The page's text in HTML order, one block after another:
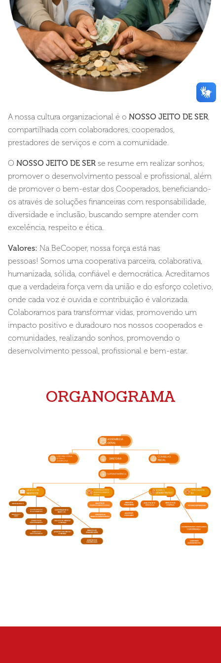
A nossa cultura organizacional é o NOSSO JEITO DE SER,
compartilhada com colaboradores, cooperados,
prestadores de serviços e com a comunidade.
O NOSSO JEITO DE SER se resume em realizar sonhos,
promover o desenvolvimento pessoal e profissional, além
de promover o bem-estar dos Cooperados, beneficiando-
os através de soluções financeiras com responsabilidade,
diversidade e inclusão, buscando sempre atender com
excelência, respeito e ética.
Valores: Na BeCooper, nossa força está nas
pessoas! Somos uma cooperativa parceira, colaborativa,
humanizada, sólida, confiável e democrática. Acreditamos
que a verdadeira força vem da união e do esforço coletivo,
onde cada voz é ouvida e contribuição é valorizada.
Colaboramos para transformar vidas, promovendo um
impacto positivo e duradouro nos nossos cooperados e
comunidades, realizando sonhos, promovendo o
desenvolvimento pessoal, profissional e bem-estar.
ORGANOGRAMA